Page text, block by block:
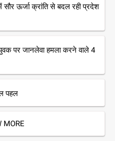
ऊर्जा क्रांति से बदल रही प्रदेश
पर जानलेवा हमला करने वाले 4
पहल
MORE